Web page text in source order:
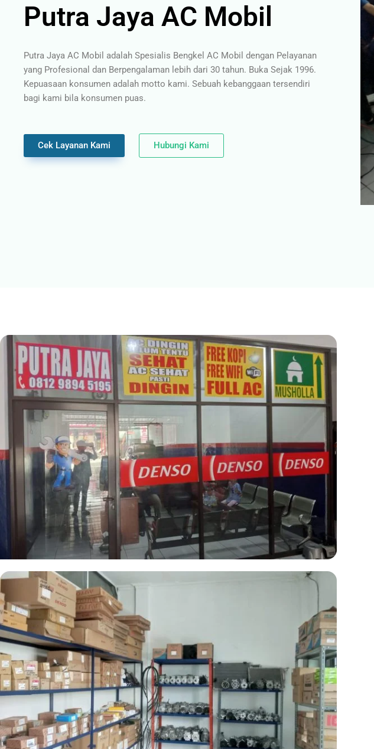
Putra Jaya AC Mobil
Putra Jaya AC Mobil adalah Spesialis Bengkel AC Mobil dengan Pelayanan
yang Profesional dan Berpengalaman lebih dari 30 tahun. Buka Sejak 1996.
Kepuasaan konsumen adalah motto kami. Sebuah kebanggaan tersendiri
bagi kami bila konsumen puas.
Cek Layanan Kami Hubungi Kami